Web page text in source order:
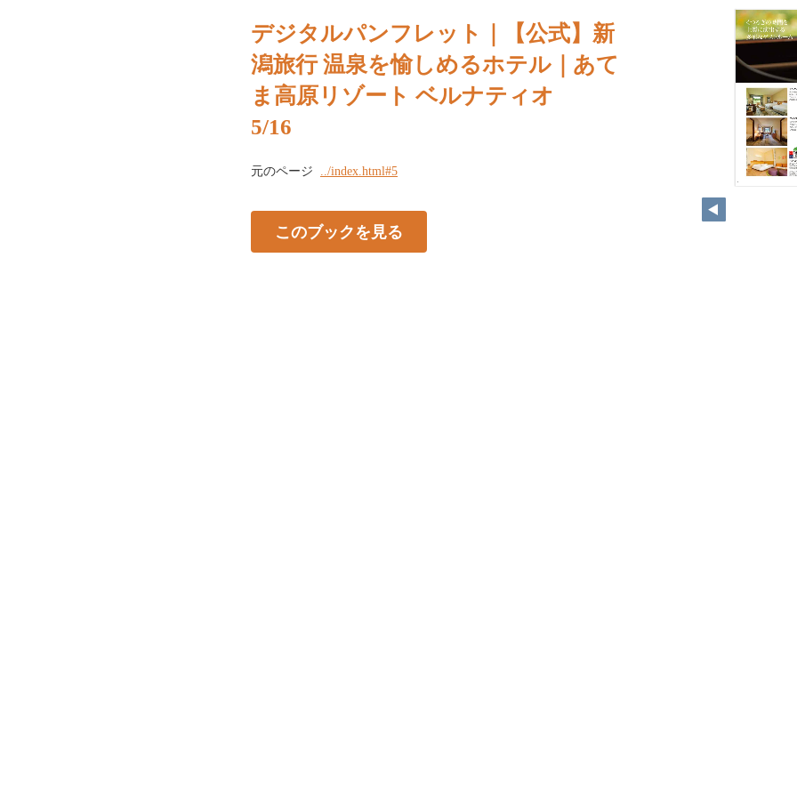
デジタルパンフレット｜【公式】新
潟旅行 温泉を愉しめるホテル｜あて
ま高原リゾート ベルナティオ
5/16
元のページ ../index.html#5
このブックを見る